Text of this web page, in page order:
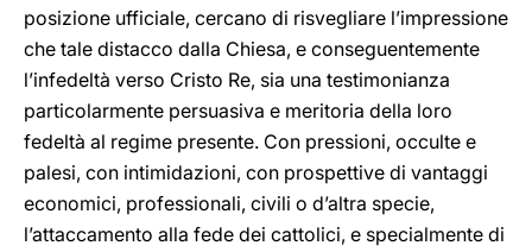
posizione ufficiale, cercano di risvegliare l’impressione
che tale distacco dalla Chiesa, e conseguentemente
l’infedeltà verso Cristo Re, sia una testimonianza
particolarmente persuasiva e meritoria della loro
fedeltà al regime presente. Con pressioni, occulte e
palesi, con intimidazioni, con prospettive di vantaggi
economici, professionali, civili o d’altra specie,
l’attaccamento alla fede dei cattolici, e specialmente di